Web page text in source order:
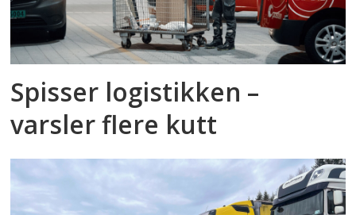
Spisser logistikken –
varsler flere kutt